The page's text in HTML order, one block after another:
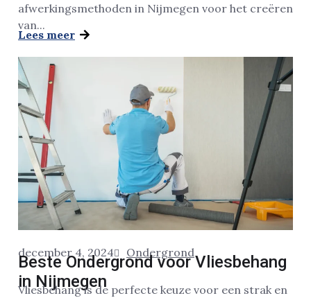
afwerkingsmethoden in Nijmegen voor het creëren
van...
Lees meer
december 4, 2024 Ondergrond
Beste Ondergrond voor Vliesbehang
in Nijmegen
Vliesbehang is de perfecte keuze voor een strak en